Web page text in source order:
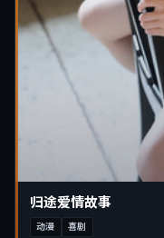
归途爱情故事
动漫 喜剧